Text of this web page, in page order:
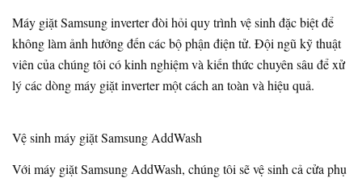
Máy giặt Samsung inverter đòi hỏi quy trình vệ sinh đặc biệt để
không làm ảnh hưởng đến các bộ phận điện tử. Đội ngũ kỹ thuật
viên của chúng tôi có kinh nghiệm và kiến thức chuyên sâu để xử
lý các dòng máy giặt inverter một cách an toàn và hiệu quả.
Vệ sinh máy giặt Samsung AddWash
Với máy giặt Samsung AddWash, chúng tôi sẽ vệ sinh cả cửa phụ